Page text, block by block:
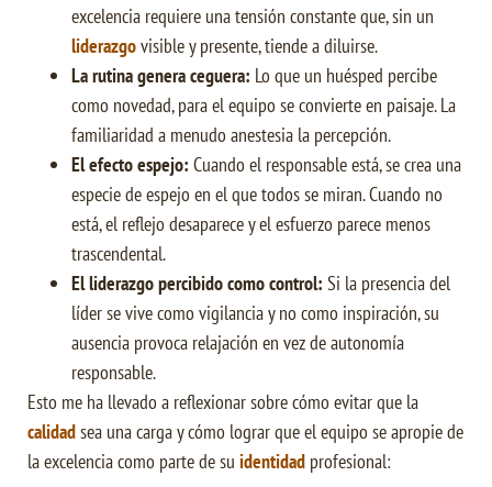
excelencia requiere una tensión constante que, sin un
liderazgovisible y presente, tiende a diluirse.
La rutina genera ceguera: Lo que un huésped percibe
como novedad, para el equipo se convierte en paisaje. La
familiaridad a menudo anestesia la percepción.
El efecto espejo: Cuando el responsable está, se crea una
especie de espejo en el que todos se miran. Cuando no
está, el reflejo desaparece y el esfuerzo parece menos
trascendental.
El liderazgo percibido como control: Si la presencia del
líder se vive como vigilancia y no como inspiración, su
ausencia provoca relajación en vez de autonomía
responsable.
Esto me ha llevado a reflexionar sobre cómo evitar que la
calidadsea una carga y cómo lograr que el equipo se apropie de
la excelencia como parte de su identidad profesional: